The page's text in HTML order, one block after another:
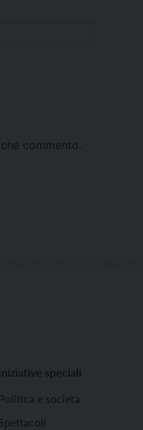
commento.
Iniziative speciali
Politica e società